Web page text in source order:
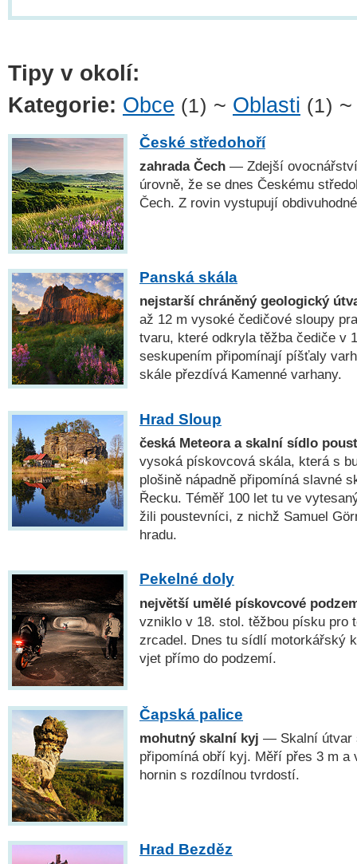
Tipy v okolí:
Kategorie: Obce (1) ~ Oblasti (1)
České středohoří
zahrada Čech — Zdejší
úrovně, že se dnes Českému
Čech. Z rovin vystupují
Panská skála
nejstarší chráněný geologický
až 12 m vysoké čedičové sloupy
tvaru, které odkryla těžba čediče v
seskupením připomínají píšťaly
skále přezdívá Kamenné varhany.
Hrad Sloup
česká Meteora a skalní sídlo
vysoká pískovcová skála, která s
plošině nápadně připomíná slavné
Řecku. Téměř 100 let tu ve
žili poustevníci, z nichž Samuel
hradu.
Pekelné doly
největší umělé pískovcové
vzniklo v 18. stol. těžbou písku pro
zrcadel. Dnes tu sídlí motorkářský
vjet přímo do podzemí.
Čapská palice
mohutný skalní kyj — Skalní útvar
připomíná obří kyj. Měří přes 3 m a
hornin s rozdílnou tvrdostí.
Hrad Bezděz